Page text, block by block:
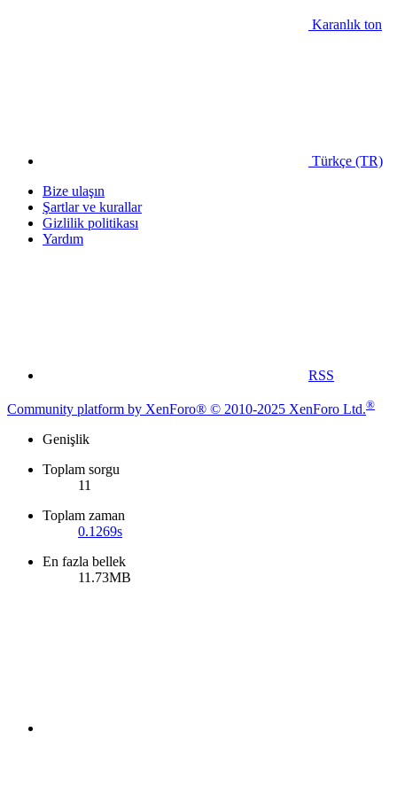
Karanlık ton
Türkçe (TR)
Bize ulaşın
Şartlar ve kurallar
Gizlilik politikası
Yardım
RSS
Community platform by XenForo® © 2010-2025 XenForo Ltd.®
Genişlik
Toplam sorgu
11
Toplam zaman
0.1269s
En fazla bellek
11.73MB